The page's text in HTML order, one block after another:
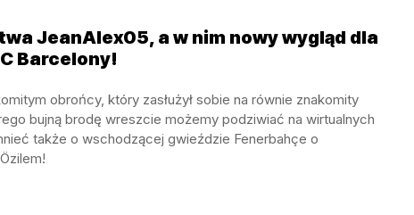
JeanAlex05, a w nim nowy wygląd dla
Barcelony!
obrońcy, który zasłużył sobie na równie znakomity
bujną brodę wreszcie możemy podziwiać na wirtualnych
także o wschodzącej gwieździe Fenerbahçe o